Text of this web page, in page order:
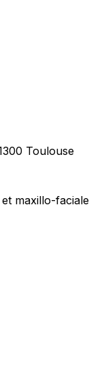
Toulouse
maxillo-faciale